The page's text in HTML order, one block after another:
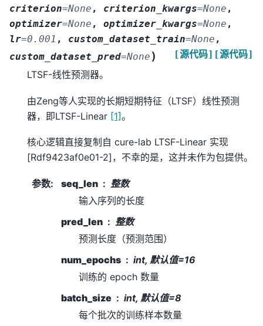
criterion=None , criterion_kwargs=None ,
optimizer=None , optimizer_kwargs=None ,
lr=0.001 , custom_dataset_train=None ,
custom_dataset_pred=None ) [源代码]
[源代码]
LTSF-线性预测器。
由Zeng等人实现的长期短期特征（LTSF）线性预测
器，即LTSF-Linear [1]。
核心逻辑直接复制自 cure-lab LTSF-Linear 实现
[Rdf9423af0e01-2] ，不幸的是，这并未作为包提供。
参数: seq_len
整数
输入序列的长度
pred_len
整数
预测长度（预测范围）
num_epochs
int, 默认值=16
训练的 epoch 数量
batch_size
int, 默认值=8
每个批次的训练样本数量